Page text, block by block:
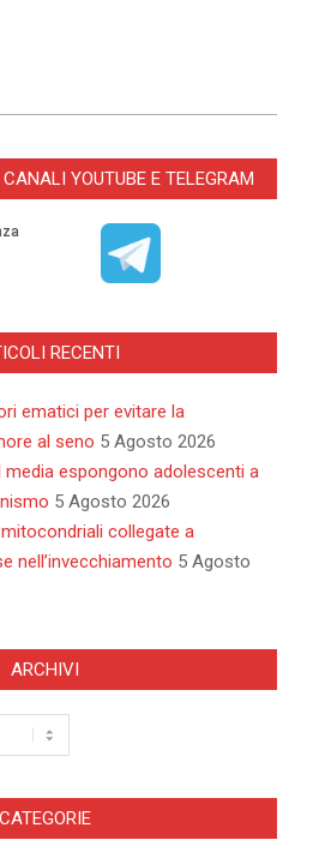
YOUTUBE E TELEGRAM
RECENTI
ematici per evitare la
al seno 5 Agosto 2026
media espongono adolescenti a
5 Agosto 2026
collegate a
nell’invecchiamento 5 Agosto
ARCHIVI
CATEGORIE